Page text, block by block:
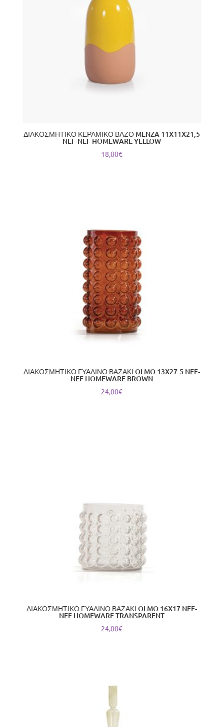
ΔΙΑΚΟΣΜΗΤΙΚΟ ΚΕΡΑΜΙΚΟ ΒΑΖΟ MENZA 11X11X21,5
NEF-NEF HOMEWARE YELLOW
18,00€
ΔΙΑΚΟΣΜΗΤΙΚΟ ΓΥΑΛΙΝΟ ΒΑΖΑΚΙ OLMO 13X27.5 NEF-
NEF HOMEWARE BROWN
24,00€
ΔΙΑΚΟΣΜΗΤΙΚΟ ΓΥΑΛΙΝΟ ΒΑΖΑΚΙ OLMO 16X17 NEF-
NEF HOMEWARE TRANSPARENT
24,00€